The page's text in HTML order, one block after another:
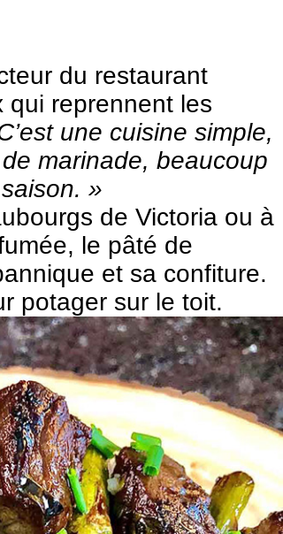
du restaurant
qui reprennent les
une cuisine simple,
marinade, beaucoup
»
de Victoria ou à
le pâté de
et sa confiture.
potager sur le toit.